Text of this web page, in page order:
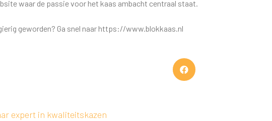
waar de passie voor het kaas ambacht centraal staat.
geworden? Ga snel naar https://www.blokkaas.nl
expert in kwaliteitskazen